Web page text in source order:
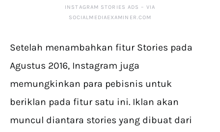
INSTAGRAM STORIES ADS – VIA
SOCIALMEDIAEXAMINER.COM
Setelah menambahkan fitur Stories pada
Agustus 2016, Instagram juga
memungkinkan para pebisnis untuk
beriklan pada fitur satu ini. Iklan akan
muncul diantara stories yang dibuat dari